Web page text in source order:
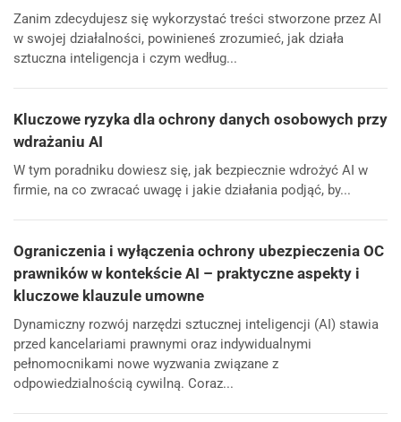
Zanim zdecydujesz się wykorzystać treści stworzone przez AI
w swojej działalności, powinieneś zrozumieć, jak działa
sztuczna inteligencja i czym według...
Kluczowe ryzyka dla ochrony danych osobowych przy
wdrażaniu AI
W tym poradniku dowiesz się, jak bezpiecznie wdrożyć AI w
firmie, na co zwracać uwagę i jakie działania podjąć, by...
Ograniczenia i wyłączenia ochrony ubezpieczenia OC
prawników w kontekście AI – praktyczne aspekty i
kluczowe klauzule umowne
Dynamiczny rozwój narzędzi sztucznej inteligencji (AI) stawia
przed kancelariami prawnymi oraz indywidualnymi
pełnomocnikami nowe wyzwania związane z
odpowiedzialnością cywilną. Coraz...